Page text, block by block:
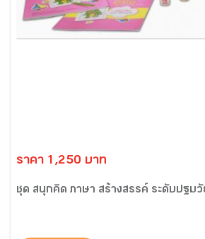
ราคา 1,250 บาท
ชุด สนุกคิด ภาษา สร้างสรรค์ ระดับปฐมวั